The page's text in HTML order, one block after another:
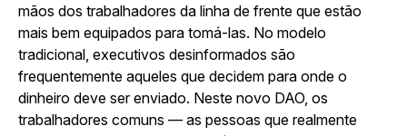
mãos dos trabalhadores da linha de frente que estão
mais bem equipados para tomá-las. No modelo
tradicional, executivos desinformados são
frequentemente aqueles que decidem para onde o
dinheiro deve ser enviado. Neste novo DAO, os
trabalhadores comuns — as pessoas que realmente